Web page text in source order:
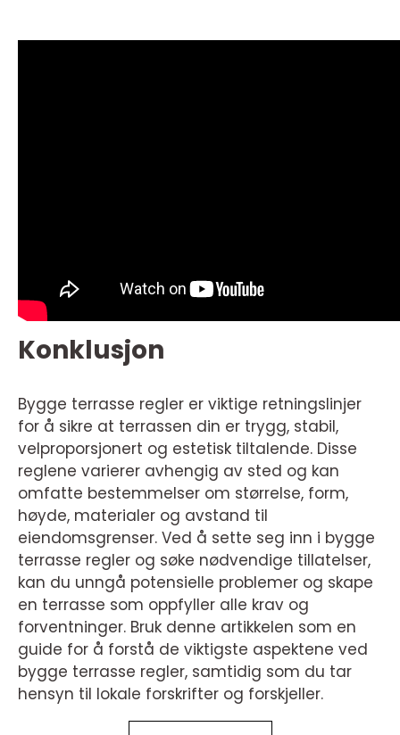
Konklusjon
Bygge terrasse regler er viktige retningslinjer
for å sikre at terrassen din er trygg, stabil,
velproporsjonert og estetisk tiltalende. Disse
reglene varierer avhengig av sted og kan
omfatte bestemmelser om størrelse, form,
høyde, materialer og avstand til
eiendomsgrenser. Ved å sette seg inn i bygge
terrasse regler og søke nødvendige tillatelser,
kan du unngå potensielle problemer og skape
en terrasse som oppfyller alle krav og
forventninger. Bruk denne artikkelen som en
guide for å forstå de viktigste aspektene ved
bygge terrasse regler, samtidig som du tar
hensyn til lokale forskrifter og forskjeller.